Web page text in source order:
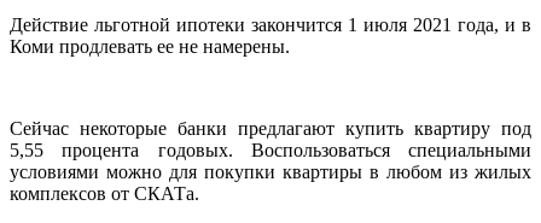
Действие льготной ипотеки закончится 1 июля 2021 года, и в
Коми продлевать ее не намерены.
Сейчас некоторые банки предлагают купить квартиру под
5,55 процента годовых. Воспользоваться специальными
условиями можно для покупки квартиры в любом из жилых
комплексов от СКАТа.